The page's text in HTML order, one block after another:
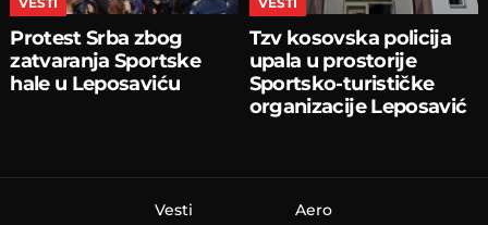
Protest Srba zbog
zatvaranja Sportske
hale u Leposaviću
Tzv kosovska policija
upala u prostorije
Sportsko-turističke
organizacije Leposavić
Vesti Aero